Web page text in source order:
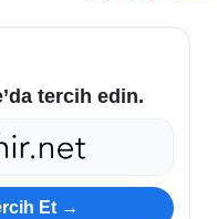
tercih edin.
Et →